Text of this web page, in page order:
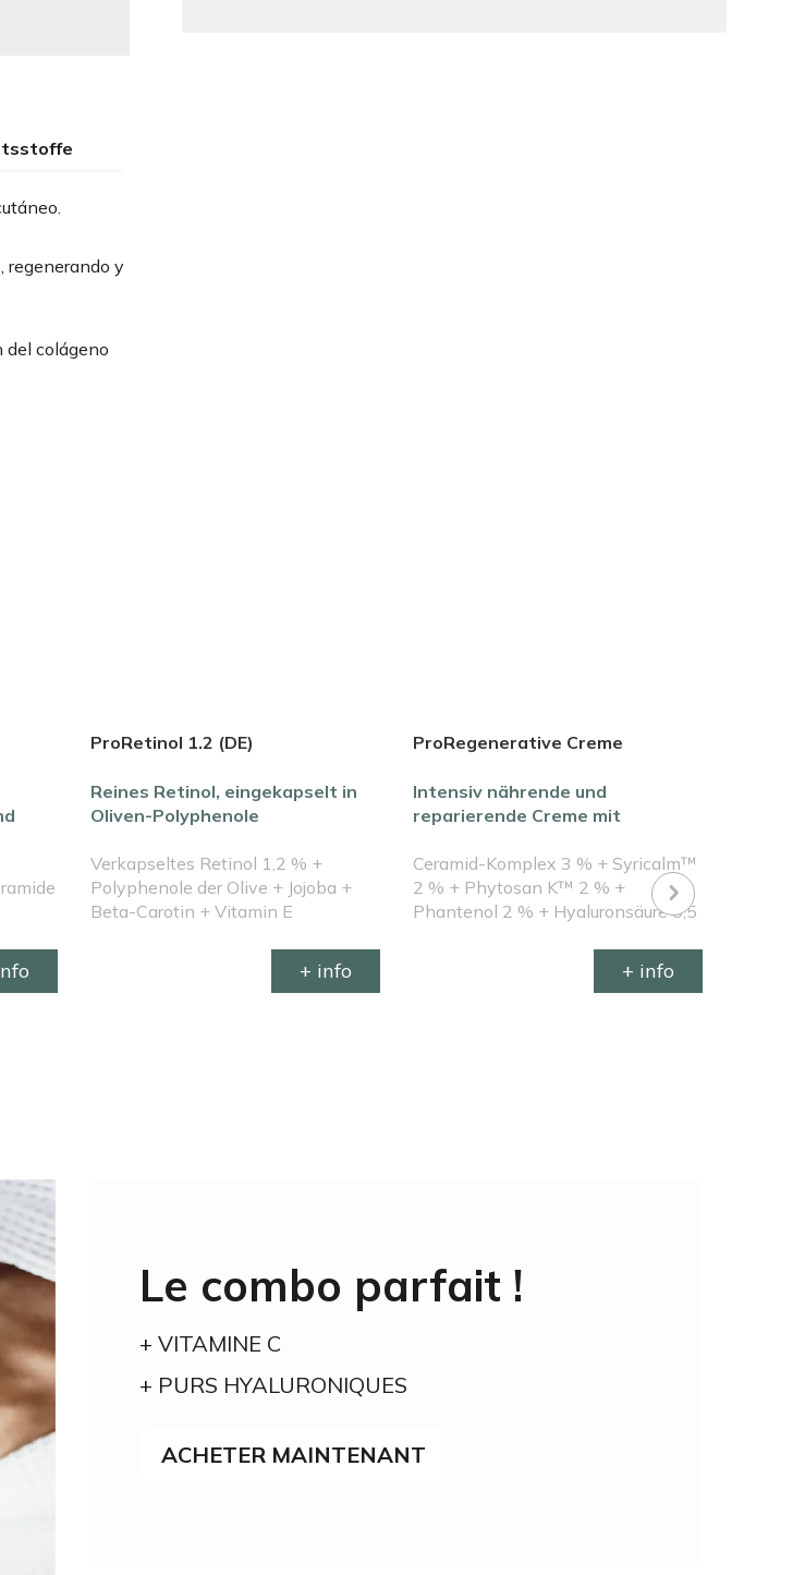
regenerando y
colágeno
ProRetinol 1.2 (DE)
Reines Retinol, eingekapselt in
Oliven-Polyphenole
Verkapseltes Retinol 1,2 % +
Polyphenole der Olive + Jojoba +
Beta-Carotin + Vitamin E
+ info
ProRegenerative Creme
Intensiv nährende und
reparierende Creme mit
Ceramid-Komplex 3 % + Syricalm™
2 % + Phytosan K™ 2 % +
Phantenol 2 % + Hyaluronsäure 0,5
+ info
Le combo parfait !
+ VITAMINE C
+ PURS HYALURONIQUES
ACHETER MAINTENANT